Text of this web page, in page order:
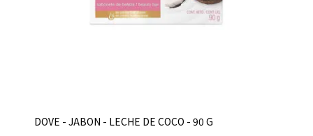
DOVE - JABON - LECHE DE COCO - 90 G